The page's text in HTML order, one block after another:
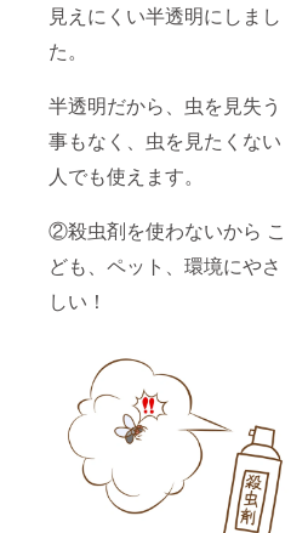
見えにくい半透明にしまし
た。
半透明だから、虫を見失う
事もなく、虫を見たくない
人でも使えます。
②殺虫剤を使わないから こ
ども、ペット、環境にやさ
しい！